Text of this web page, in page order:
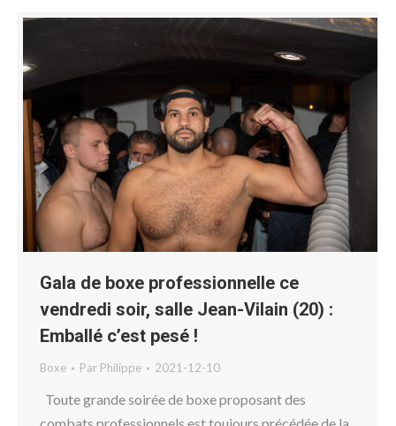
Gala de boxe professionnelle ce
vendredi soir, salle Jean-Vilain (20) :
Emballé c’est pesé !
Boxe Par Philippe 2021-12-10
Toute grande soirée de boxe proposant des